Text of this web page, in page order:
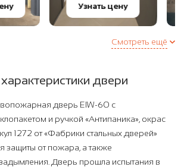
Узнать цену
Смотреть ещё
двери
дверь EIW-60 с
и ручкой «Антипаника», окрас
1272 от «Фабрики стальных дверей»
защиты от пожара, а также
Дверь прошла испытания в